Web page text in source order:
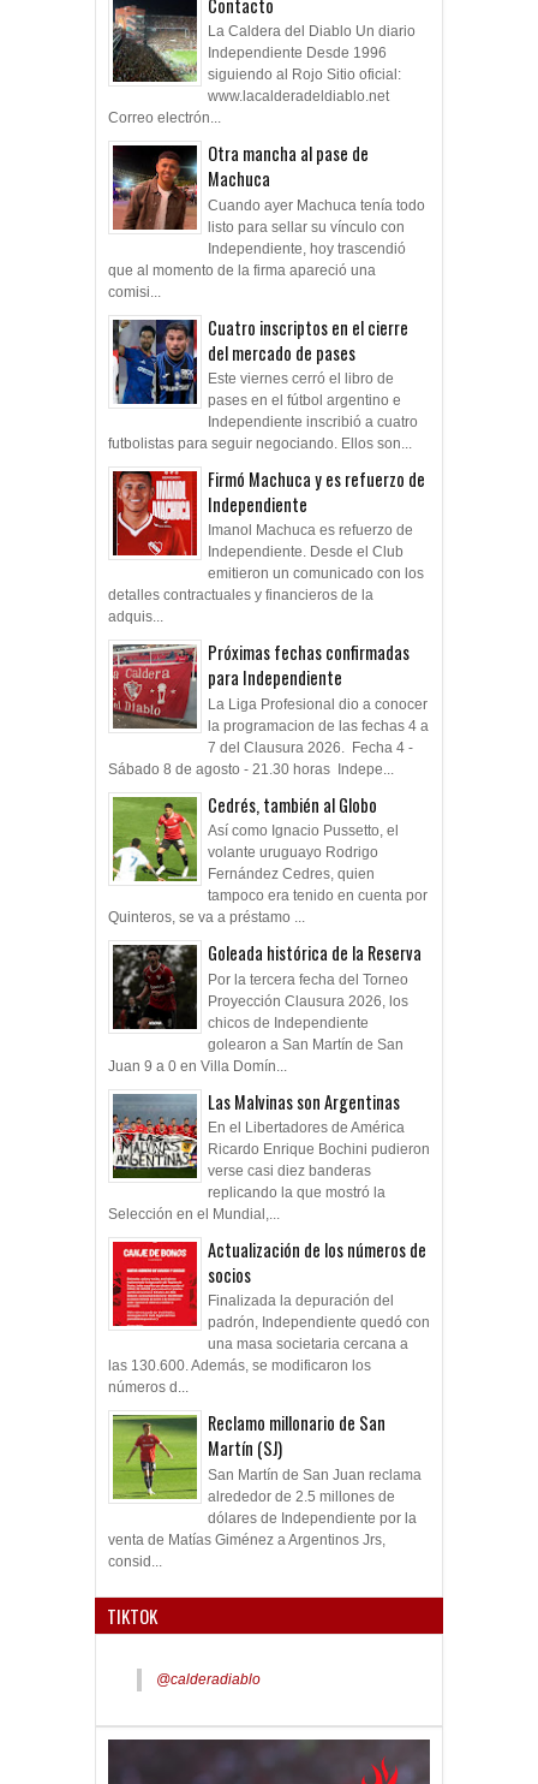
Contacto
La Caldera del Diablo Un diario
Independiente Desde 1996
siguiendo al Rojo Sitio oficial:
www.lacalderadeldiablo.net
Correo electrón...
Otra mancha al pase de
Machuca
Cuando ayer Machuca tenía todo
listo para sellar su vínculo con
Independiente, hoy trascendió
que al momento de la firma apareció una
comisi...
Cuatro inscriptos en el cierre
del mercado de pases
Este viernes cerró el libro de
pases en el fútbol argentino e
Independiente inscribió a cuatro
futbolistas para seguir negociando. Ellos son...
Firmó Machuca y es refuerzo de
Independiente
Imanol Machuca es refuerzo de
Independiente. Desde el Club
emitieron un comunicado con los
detalles contractuales y financieros de la
adquis...
Próximas fechas confirmadas
para Independiente
La Liga Profesional dio a conocer
la programacion de las fechas 4 a
7 del Clausura 2026. Fecha 4 -
Sábado 8 de agosto - 21.30 horas Indepe...
Cedrés, también al Globo
Así como Ignacio Pussetto, el
volante uruguayo Rodrigo
Fernández Cedres, quien
tampoco era tenido en cuenta por
Quinteros, se va a préstamo ...
Goleada histórica de la Reserva
Por la tercera fecha del Torneo
Proyección Clausura 2026, los
chicos de Independiente
golearon a San Martín de San
Juan 9 a 0 en Villa Domín...
Las Malvinas son Argentinas
En el Libertadores de América
Ricardo Enrique Bochini pudieron
verse casi diez banderas
replicando la que mostró la
Selección en el Mundial,...
Actualización de los números de
socios
Finalizada la depuración del
padrón, Independiente quedó con
una masa societaria cercana a
las 130.600. Además, se modificaron los
números d...
Reclamo millonario de San
Martín (SJ)
San Martín de San Juan reclama
alrededor de 2.5 millones de
dólares de Independiente por la
venta de Matías Giménez a Argentinos Jrs,
consid...
TIKTOK
@calderadiablo